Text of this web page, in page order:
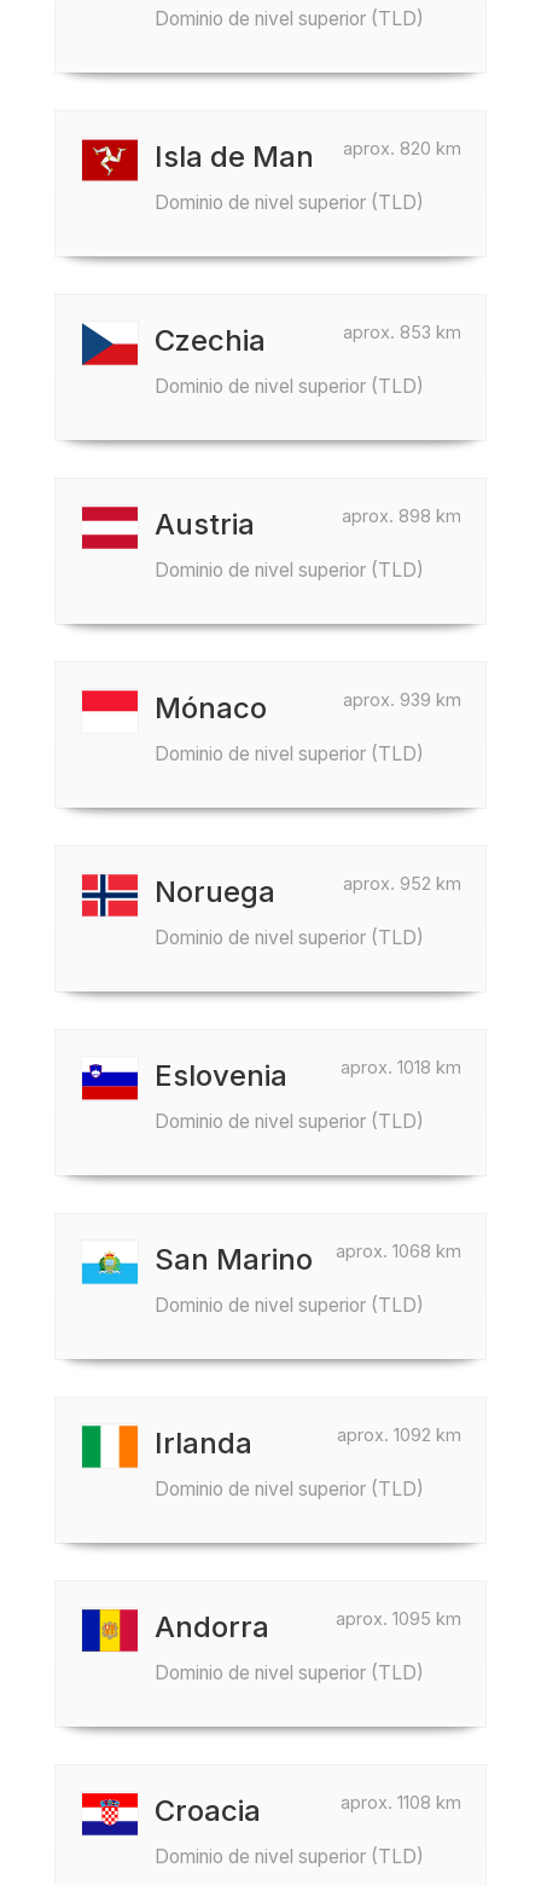
Dominio de nivel superior (TLD)
aprox. 820 km
Isla de Man
Dominio de nivel superior (TLD)
aprox. 853 km
Czechia
Dominio de nivel superior (TLD)
aprox. 898 km
Austria
Dominio de nivel superior (TLD)
aprox. 939 km
Mónaco
Dominio de nivel superior (TLD)
aprox. 952 km
Noruega
Dominio de nivel superior (TLD)
aprox. 1018 km
Eslovenia
Dominio de nivel superior (TLD)
aprox. 1068 km
San Marino
Dominio de nivel superior (TLD)
aprox. 1092 km
Irlanda
Dominio de nivel superior (TLD)
aprox. 1095 km
Andorra
Dominio de nivel superior (TLD)
aprox. 1108 km
Croacia
Dominio de nivel superior (TLD)